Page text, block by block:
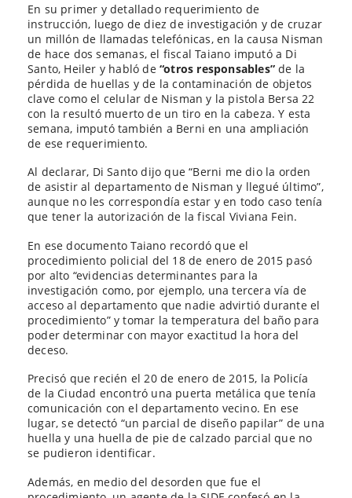
En su primer y detallado requerimiento de
instrucción, luego de diez de investigación y de cruzar
un millón de llamadas telefónicas, en la causa Nisman
de hace dos semanas, el fiscal Taiano imputó a Di
Santo, Heiler y habló de“otros responsables” de la
pérdida de huellas y de la contaminación de objetos
clave como el celular de Nisman y la pistola Bersa 22
con la resultó muerto de un tiro en la cabeza. Y esta
semana, imputó también a Berni en una ampliación
de ese requerimiento.
Al declarar, Di Santo dijo que “Berni me dio la orden
de asistir al departamento de Nisman y llegué último”,
aunque no les correspondía estar y en todo caso tenía
que tener la autorización de la fiscal Viviana Fein.
En ese documento Taiano recordó que el
procedimiento policial del 18 de enero de 2015 pasó
por alto “evidencias determinantes para la
investigación como, por ejemplo, una tercera vía de
acceso al departamento que nadie advirtió durante el
procedimiento” y tomar la temperatura del baño para
poder determinar con mayor exactitud la hora del
deceso.
Precisó que recién el 20 de enero de 2015, la Policía
de la Ciudad encontró una puerta metálica que tenía
comunicación con el departamento vecino. En ese
lugar, se detectó “un parcial de diseño papilar” de una
huella y una huella de pie de calzado parcial que no
se pudieron identificar.
Además, en medio del desorden que fue el